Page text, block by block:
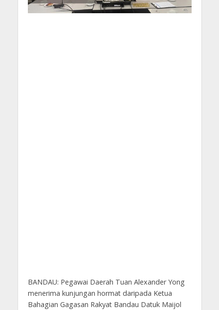
BANDAU: Pegawai Daerah Tuan Alexander Yong
menerima kunjungan hormat daripada Ketua
Bahagian Gagasan Rakyat Bandau Datuk Maijol